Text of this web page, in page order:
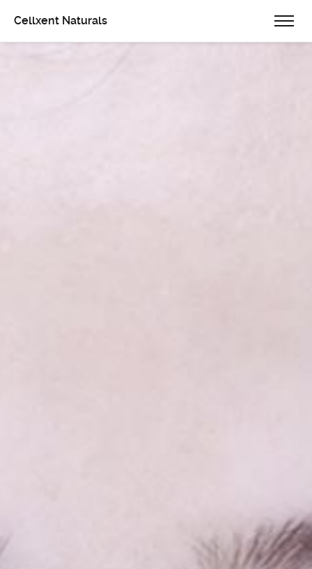
Cellxent Naturals